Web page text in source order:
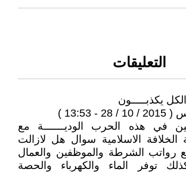
التعليقات
13:53 )
في هذه الحرب الوديـــــــة مع
الخلافة الاسلامية سوال هل لازالت
رواتب الشرطة والموظفين والعمال
توفر الماء والكهرباء والحصة